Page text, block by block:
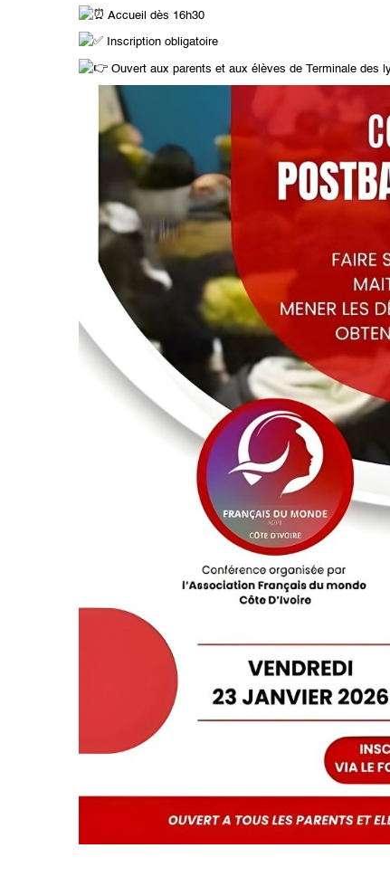
Accueil dès 16h30
Inscription obligatoire
Ouvert aux parents et aux élèves de Terminale des